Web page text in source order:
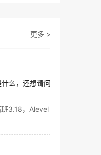
更多 >
么，还想请问
3.18，Alevel